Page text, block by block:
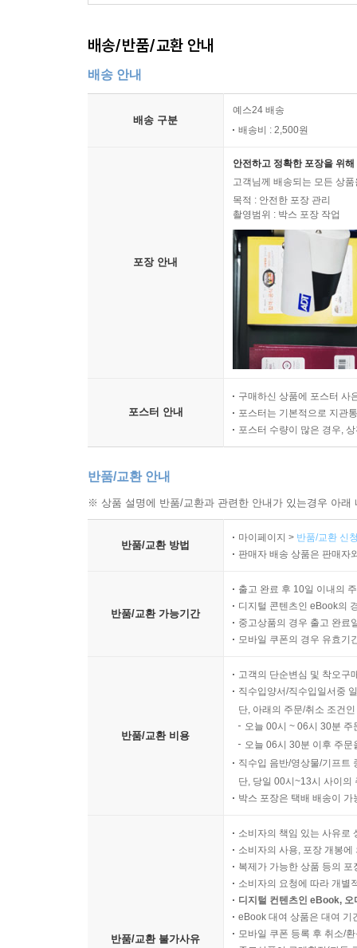
배송/반품/교환 안내
배송 안내
배송 구분
예스24 배송
배송비 : 2,500원
포장 안내
안전하고 정확한 포장을 위
고객님께 배송되는 모든 상
목적 : 안전한 포장 관리
촬영범위 : 박스 포장 작업
포스터 안내
구매하신 상품에 포스터 사
포스터는 기본적으로 지관
포스터 수량이 많은 경우,
반품/교환 안내
※ 상품 설명에 반품/교환과 관련한 안내가 있는경우 아
반품/교환 방법
마이페이지 > 반품/교환 신
판매자 배송 상품은 판매자
반품/교환 가능기간
출고 완료 후 10일 이내의
디지털 콘텐츠인 eBook의
중고상품의 경우 출고 완료
모바일 쿠폰의 경우 유효기
반품/교환 비용
고객의 단순변심 및 착오구
직수입양서/직수입일서중
단, 아래의 주문/취소 조건
오늘 00시 ~ 06시 30분
오늘 06시 30분 이후 주
직수입 음반/영상물/기프트
단, 당일 00시~13시 사이의
박스 포장은 택배 배송이
반품/교환 불가사유
소비자의 책임 있는 사유로
소비자의 사용, 포장 개봉
복제가 가능한 상품 등의
소비자의 요청에 따라 개별
디지털 컨텐츠인 eBook,
eBook 대여 상품은 대여 기
모바일 쿠폰 등록 후 취소/